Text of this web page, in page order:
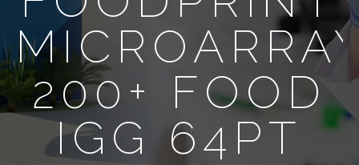
200+ FOOD
IGG 64PT